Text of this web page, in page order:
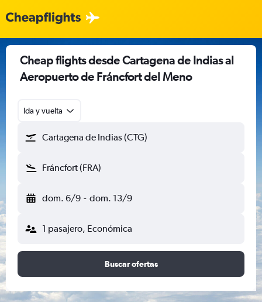
Cheap flights desde Cartagena de Indias al
Aeropuerto de Fráncfort del Meno
Ida y vuelta
Cartagena de Indias (CTG)
Fráncfort (FRA)
dom. 6/9 - dom. 13/9
1 pasajero, Económica
Buscar ofertas